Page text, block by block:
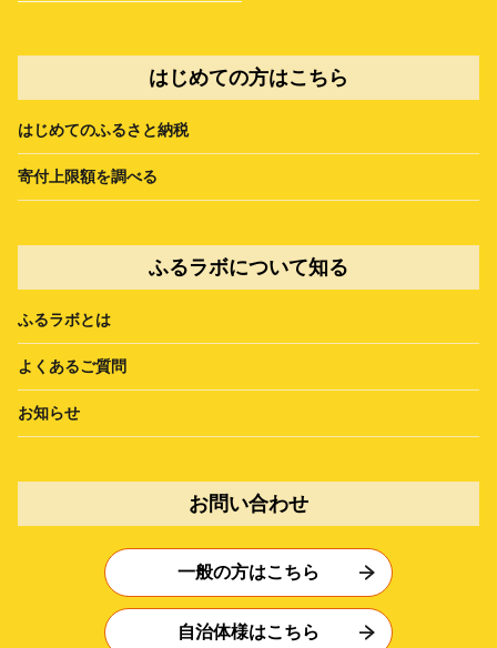
はじめての方はこちら
はじめてのふるさと納税
寄付上限額を調べる
ふるラボについて知る
ふるラボとは
よくあるご質問
お知らせ
お問い合わせ
一般の方はこちら
自治体様はこちら